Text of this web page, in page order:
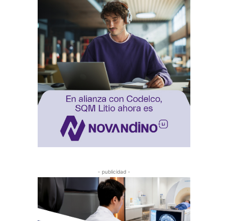
- publicidad -